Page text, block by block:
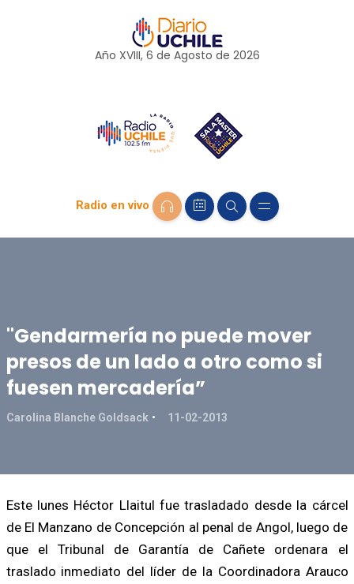
Año XVIII, 6 de Agosto de 2026
Radio en vivo
"Gendarmería no puede mover
presos de un lado a otro como si
fuesen mercadería”
Carolina Blanche Goldsack 11-02-2013
Este lunes Héctor Llaitul fue trasladado desde la cárcel
de El Manzano de Concepción al penal de Angol, luego de
que el Tribunal de Garantía de Cañete ordenara el
traslado inmediato del líder de la Coordinadora Arauco